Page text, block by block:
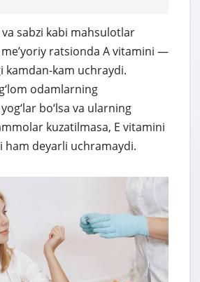
va sabzi kabi mahsulotlar
me’yoriy ratsionda A vitamini —
kamdan-kam uchraydi.
odamlarning
bo‘lsa va ularning
kuzatilmasa, E vitamini
ham deyarli uchramaydi.